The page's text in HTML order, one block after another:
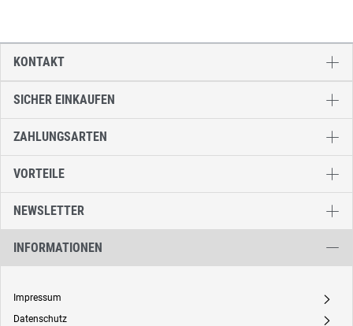
SICHER EINKAUFEN
ZAHLUNGSARTEN
VORTEILE
NEWSLETTER
INFORMATIONEN
Impressum A
Datenschutz A
KONTAKT